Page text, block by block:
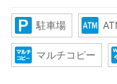
駐車場
マルチコピー